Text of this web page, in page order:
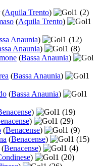
(Aquila Trento) 1 (2)
(Aquila Trento)
1
Anaunia) 1 (12)
Anaunia) 1 (8)
(Bassa Anaunia)
(Bassa Anaunia)
1
(Bassa Anaunia)
1
) 1 (19)
) 1 (29)
(Benacense) 1 (9)
(Benacense) 1 (15)
(Benacense) 1 (4)
) 1 (20)